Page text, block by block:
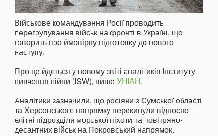
Військове командування Росії проводить
перегрупування військ на фронті в Україні, що
говорить про ймовірну підготовку до нового
наступу.
Про це йдеться у новому звіті аналітиків Інституту
вивчення війни (ISW), пишеУНІАН.
Аналітики зазначили, що росіяни з Сумської області
та Херсонського напрямку перекинули відносно
елітні підрозділи морської піхоти та повітряно-
десантних військ на Покровський напрямок.